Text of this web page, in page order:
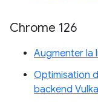
Chrome 126
Augmenter la
Optimisation
backend